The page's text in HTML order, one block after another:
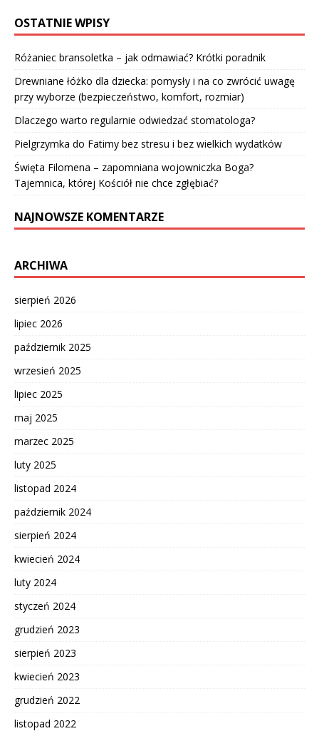
OSTATNIE WPISY
Różaniec bransoletka – jak odmawiać? Krótki poradnik
Drewniane łóżko dla dziecka: pomysły i na co zwrócić uwagę
przy wyborze (bezpieczeństwo, komfort, rozmiar)
Dlaczego warto regularnie odwiedzać stomatologa?
Pielgrzymka do Fatimy bez stresu i bez wielkich wydatków
Święta Filomena – zapomniana wojowniczka Boga?
Tajemnica, której Kościół nie chce zgłębiać?
NAJNOWSZE KOMENTARZE
ARCHIWA
sierpień 2026
lipiec 2026
październik 2025
wrzesień 2025
lipiec 2025
maj 2025
marzec 2025
luty 2025
listopad 2024
październik 2024
sierpień 2024
kwiecień 2024
luty 2024
styczeń 2024
grudzień 2023
sierpień 2023
kwiecień 2023
grudzień 2022
listopad 2022